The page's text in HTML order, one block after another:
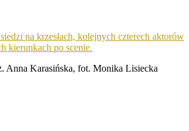
Anna Karasińska, fot. Monika Lisiecka